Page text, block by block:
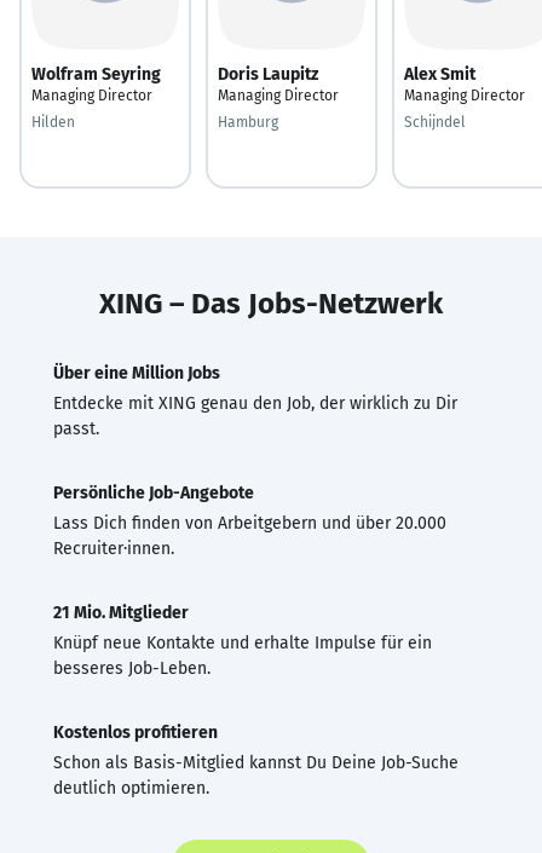
Wolfram Seyring
Managing Director
Hilden
Doris Laupitz
Managing Director
Hamburg
Alex Smit
Managing Director
Schijndel
XING – Das Jobs-Netzwerk
Über eine Million Jobs
Entdecke mit XING genau den Job, der wirklich zu Dir
passt.
Persönliche Job-Angebote
Lass Dich finden von Arbeitgebern und über 20.000
Recruiter·innen.
21 Mio. Mitglieder
Knüpf neue Kontakte und erhalte Impulse für ein
besseres Job-Leben.
Kostenlos profitieren
Schon als Basis-Mitglied kannst Du Deine Job-Suche
deutlich optimieren.